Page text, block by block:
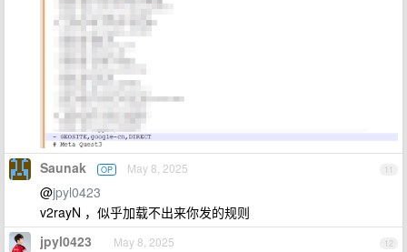
11
Saunak OP May 8, 2025
@jpyl0423
v2rayN ，似乎加载不出来你发的规则
12
jpyl0423 May 8, 2025